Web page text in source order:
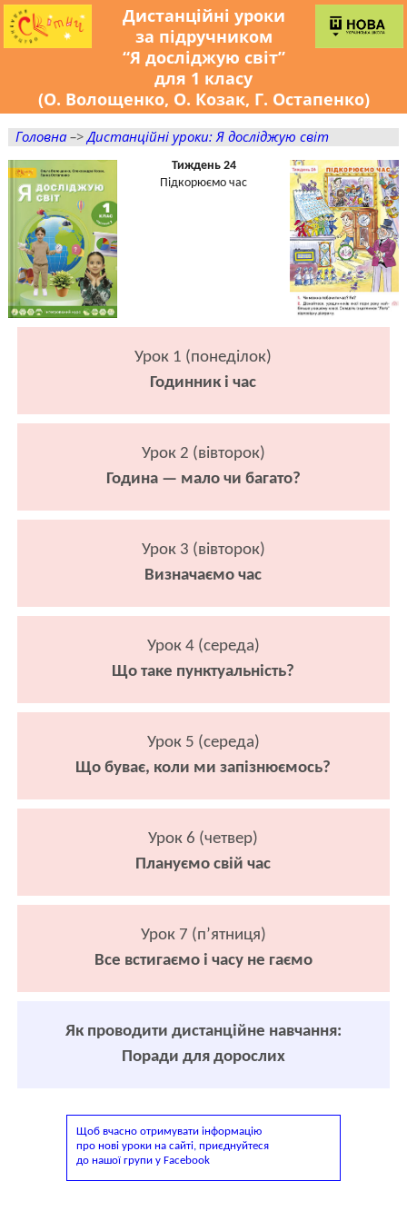
Дистанційні уроки
за підручником
“Я досліджую світ”
для 1 класу
(О. Волощенко, О. Козак, Г. Остапенко)
Головна–>Дистанційні уроки: Я досліджую світ
Тиждень 24
Підкорюємо час
Урок 1 (понеділок)
Годинник і час
Урок 2 (вівторок)
Година — мало чи багато?
Урок 3 (вівторок)
Визначаємо час
Урок 4 (середа)
Що таке пунктуальність?
Урок 5 (середа)
Що буває, коли ми запізнюємось?
Урок 6 (четвер)
Плануємо свій час
Урок 7 (п’ятниця)
Все встигаємо і часу не гаємо
Як проводити дистанційне навчання:
Поради для дорослих
Щоб вчасно отримувати інформацію
про нові уроки на сайті, приєднуйтеся
до нашої групи у Facebook